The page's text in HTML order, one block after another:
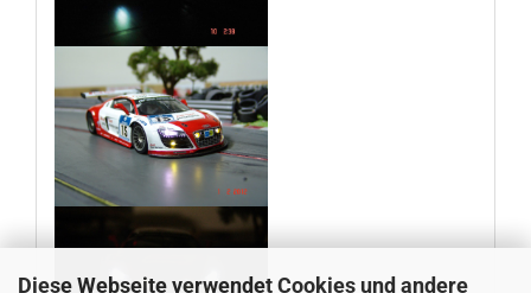
Diese Webseite verwendet Cookies und andere